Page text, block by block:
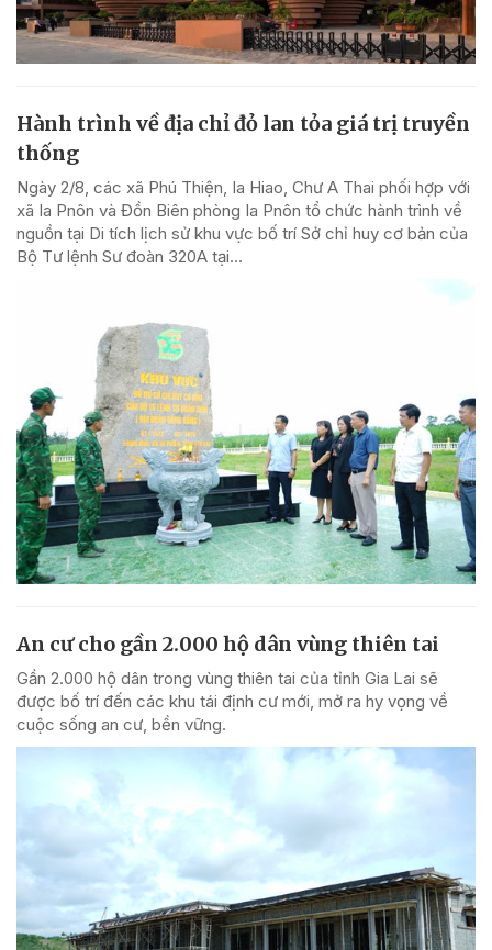
Hành trình về địa chỉ đỏ lan tỏa giá trị truyền
thống
Ngày 2/8, các xã Phú Thiện, Ia Hiao, Chư A Thai phối hợp với
xã Ia Pnôn và Đồn Biên phòng Ia Pnôn tổ chức hành trình về
nguồn tại Di tích lịch sử khu vực bố trí Sở chỉ huy cơ bản của
Bộ Tư lệnh Sư đoàn 320A tại...
An cư cho gần 2.000 hộ dân vùng thiên tai
Gần 2.000 hộ dân trong vùng thiên tai của tỉnh Gia Lai sẽ
được bố trí đến các khu tái định cư mới, mở ra hy vọng về
cuộc sống an cư, bền vững.